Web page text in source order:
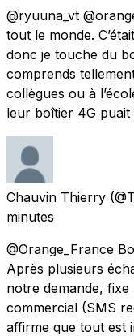
@ryuuna_vt
tout le monde.
donc je touche du
comprends
collègues ou à
leur boîtier 4G
Chauvin Thierry
minutes
@Orange_France
Après plusieurs
notre demande,
commercial (SMS
affirme que tout est